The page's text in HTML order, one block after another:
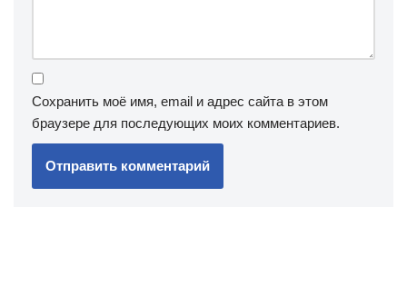
Сохранить моё имя, email и адрес сайта в этом
браузере для последующих моих комментариев.